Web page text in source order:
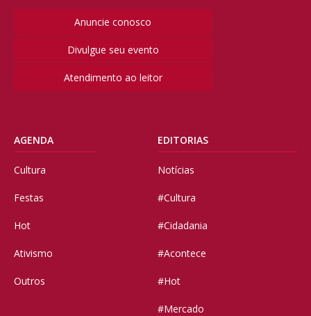
Anuncie conosco
Divulgue seu evento
Atendimento ao leitor
AGENDA
Cultura
Festas
Hot
Ativismo
Outros
EDITORIAS
Notícias
#Cultura
#Cidadania
#Acontece
#Hot
#Mercado